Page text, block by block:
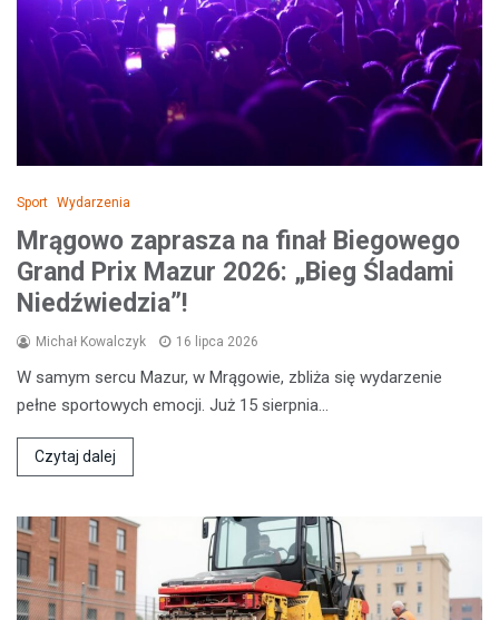
Sport Wydarzenia
Mrągowo zaprasza na finał Biegowego
Grand Prix Mazur 2026: „Bieg Śladami
Niedźwiedzia”!
Michał Kowalczyk 16 lipca 2026
W samym sercu Mazur, w Mrągowie, zbliża się wydarzenie
pełne sportowych emocji. Już 15 sierpnia…
Czytaj dalej